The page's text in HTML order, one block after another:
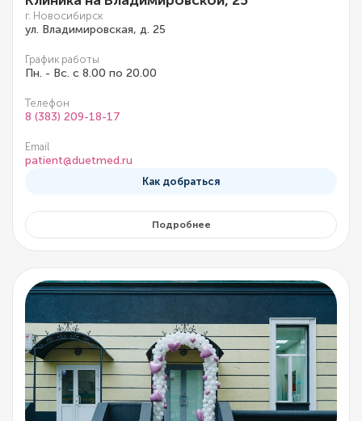
г. Новосибирск
ул. Владимировская, д. 25
График работы
Пн. - Вс. с 8.00 по 20.00
Телефон
8 (383) 209-18-17
Email
patient@duetmed.ru
Как добраться
Подробнее